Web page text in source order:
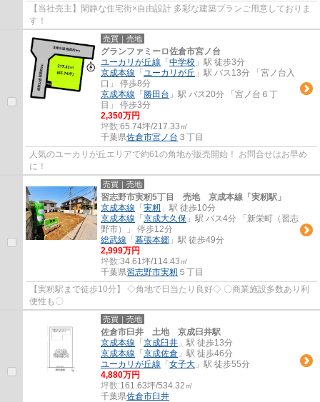
【当社売主】閑静な住宅街×自由設計 多彩な建築プランご用意しておりま
す！
売買｜売地
グランファミーロ佐倉市宮ノ台
ユーカリが丘線 「 中学校 」駅 徒歩3分
京成本線 「 ユーカリが丘 」駅 バス13分 「宮ノ台入
口」 停歩8分
京成本線 「 勝田台 」駅 バス20分 「宮ノ台６丁
目」 停歩3分
2,350万円
坪数:65.74坪/217.33㎡
千葉県佐倉市宮ノ台 ３丁目
人気のユーカリが丘エリアで約61の角地が販売開始！ お問合せはお早め
に！
売買｜売地
習志野市実籾5丁目 売地 京成本線「実籾駅」
京成本線 「 実籾 」駅 徒歩10分
京成本線 「 京成大久保 」駅 バス4分 「新栄町（習志
野市）」 停歩12分
総武線 「 幕張本郷 」駅 徒歩49分
2,999万円
坪数:34.61坪/114.43㎡
千葉県習志野市実籾 ５丁目
【実籾駅まで徒歩10分】 ◇角地で日当たり良好◇ 〇商業施設多数あり利
便性も〇
売買｜売地
佐倉市臼井 土地 京成臼井駅
京成本線 「 京成臼井 」駅 徒歩13分
京成本線 「 京成佐倉 」駅 徒歩46分
ユーカリが丘線 「 女子大 」駅 徒歩55分
4,880万円
坪数:161.63坪/534.32㎡
千葉県佐倉市臼井